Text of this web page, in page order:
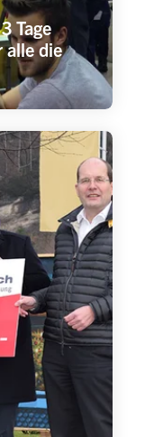
Tage
alle die